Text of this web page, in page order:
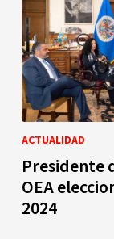
ACTUALIDAD
Presidente
OEA
2024